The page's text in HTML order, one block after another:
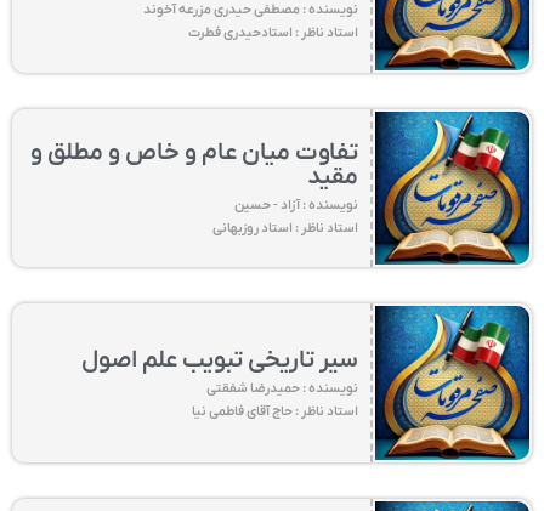
نویسنده : مصطفی حیدری مزرعه آخوند
استاد ناظر : استادحیدری فطرت
تفاوت میان عام و خاص و مطلق و
مقید
نویسنده : آزاد - حسین
استاد ناظر : استاد روزبهانی
سیر تاریخی تبویب علم اصول
نویسنده : حمیدرضا شفقتی
استاد ناظر : حاج آقای فاطمی نیا